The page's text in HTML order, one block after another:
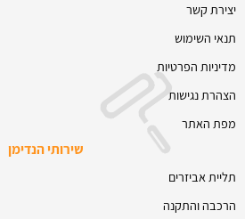
יצירת קשר
תנאי השימוש
מדיניות הפרטיות
הצהרת נגישות
מפת האתר
שירותי הנדימן
תליית אביזרים
הרכבה והתקנה